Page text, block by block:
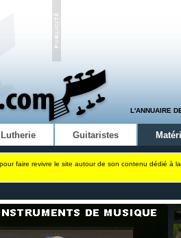
L'ANNUAIRE
Lutherie Guitaristes
faire revivre le site autour de son contenu dédié à